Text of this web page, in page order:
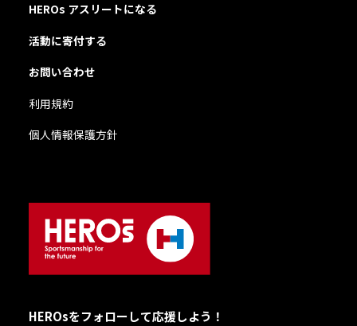
HEROs アスリートになる
活動に寄付する
お問い合わせ
利用規約
個人情報保護方針
HEROsをフォローして応援しよう！